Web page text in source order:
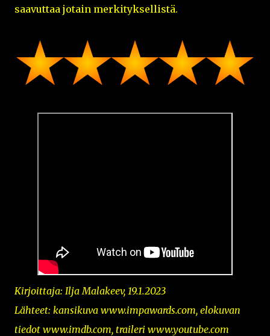
saavuttaa jotain merkityksellistä.
Kirjoittaja: Ilja Malakeev, 19.1.2023
Lähteet: kansikuva www.impawards.com, elokuvan
tiedot www.imdb.com, traileri www.youtube.com